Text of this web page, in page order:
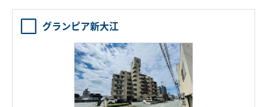
グランピア新大江